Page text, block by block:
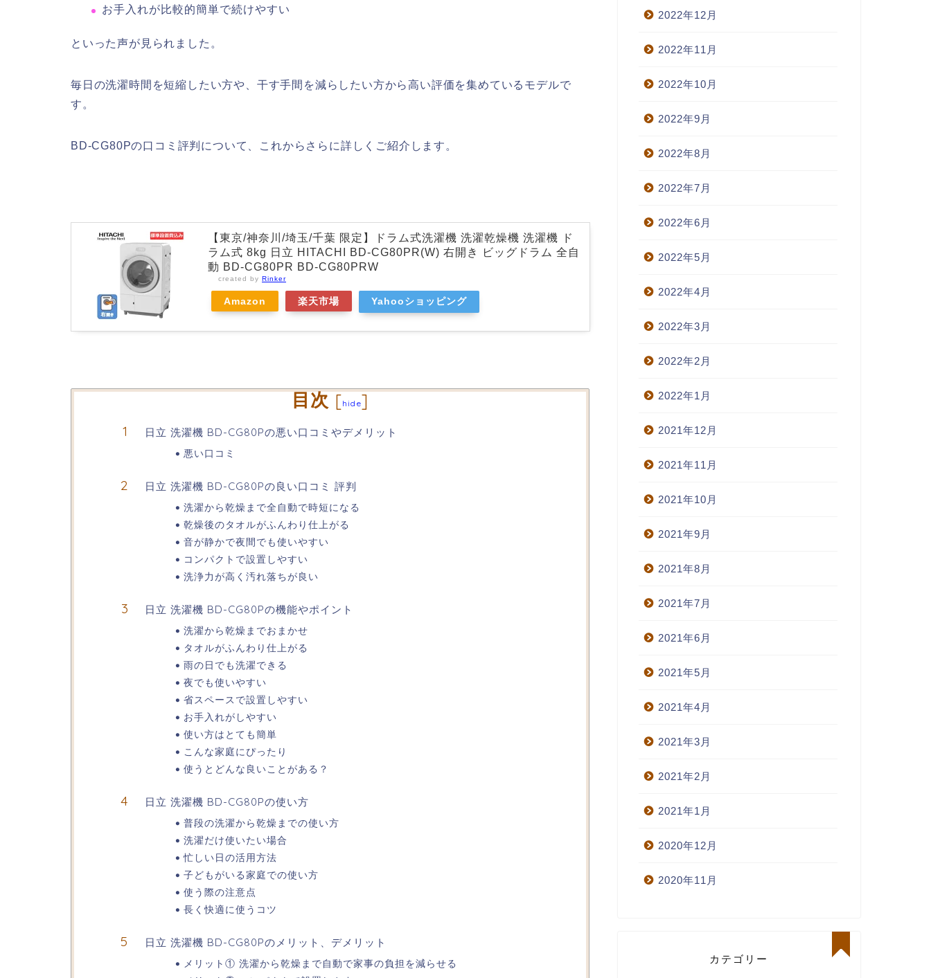
お手入れが比較的簡単で続けやすい
といった声が見られました。
毎日の洗濯時間を短縮したい方や、干す手間を減らしたい方から高い評価を集めているモデルで
す。
BD-CG80Pの口コミ評判について、これからさらに詳しくご紹介します。
【東京/神奈川/埼玉/千葉 限定】ドラム式洗濯機 洗濯乾燥機 洗濯機 ド
ラム式 8kg 日立 HITACHI BD-CG80PR(W) 右開き ビッグドラム 全自
動 BD-CG80PR BD-CG80PRW
created by Rinker
Amazon 楽天市場 Yahooショッピング
目次 [hide]
日立 洗濯機 BD-CG80Pの悪い口コミやデメリット
悪い口コミ
日立 洗濯機 BD-CG80Pの良い口コミ 評判
洗濯から乾燥まで全自動で時短になる
乾燥後のタオルがふんわり仕上がる
音が静かで夜間でも使いやすい
コンパクトで設置しやすい
洗浄力が高く汚れ落ちが良い
日立 洗濯機 BD-CG80Pの機能やポイント
洗濯から乾燥までおまかせ
タオルがふんわり仕上がる
雨の日でも洗濯できる
夜でも使いやすい
省スペースで設置しやすい
お手入れがしやすい
使い方はとても簡単
こんな家庭にぴったり
使うとどんな良いことがある？
日立 洗濯機 BD-CG80Pの使い方
普段の洗濯から乾燥までの使い方
洗濯だけ使いたい場合
忙しい日の活用方法
子どもがいる家庭での使い方
使う際の注意点
長く快適に使うコツ
日立 洗濯機 BD-CG80Pのメリット、デメリット
メリット① 洗濯から乾燥まで自動で家事の負担を減らせる
2022年12月
2022年11月
2022年10月
2022年9月
2022年8月
2022年7月
2022年6月
2022年5月
2022年4月
2022年3月
2022年2月
2022年1月
2021年12月
2021年11月
2021年10月
2021年9月
2021年8月
2021年7月
2021年6月
2021年5月
2021年4月
2021年3月
2021年2月
2021年1月
2020年12月
2020年11月
カテゴリー